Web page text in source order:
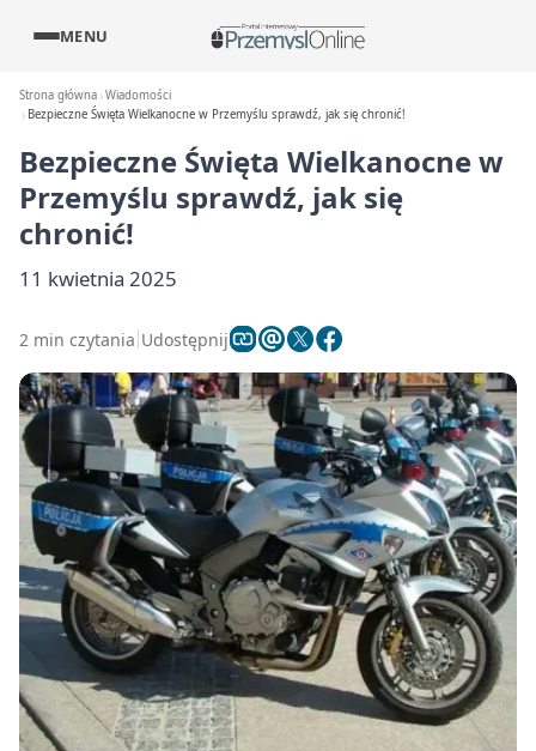
MENU
Strona główna Wiadomości
Bezpieczne Święta Wielkanocne w Przemyślu sprawdź, jak się chronić!
Bezpieczne Święta Wielkanocne w
Przemyślu sprawdź, jak się
chronić!
11 kwietnia 2025
2 min czytania Udostępnij